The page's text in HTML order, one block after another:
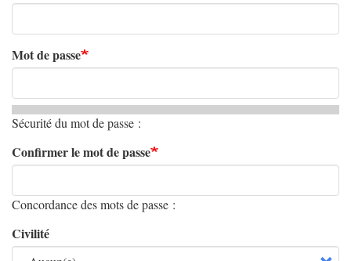
Mot de passe
Sécurité du mot de passe :
Confirmer le mot de passe
Concordance des mots de passe :
Civilité